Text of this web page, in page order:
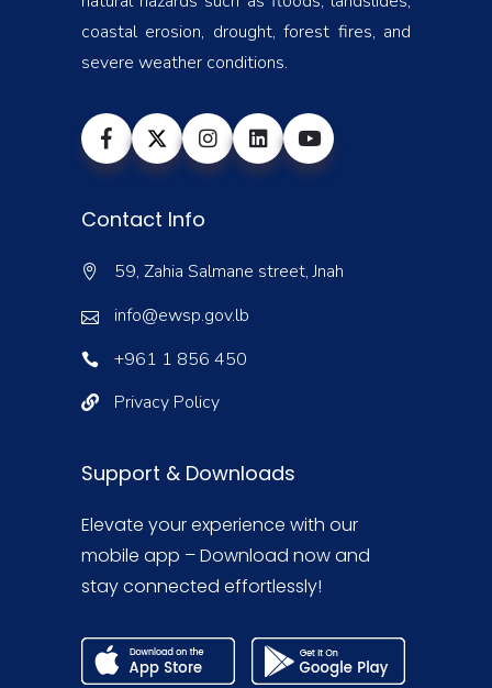
coastal erosion, drought, forest fires, and
severe weather conditions.
Contact Info
59, Zahia Salmane street, Jnah
info@ewsp.gov.lb
+961 1 856 450
Privacy Policy
Support & Downloads
Elevate your experience with our
mobile app – Download now and
stay connected effortlessly!